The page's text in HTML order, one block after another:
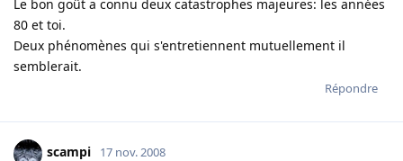
Le bon goût a connu deux catastrophes majeures: les années
80 et toi.
Deux phénomènes qui s'entretiennent mutuellement il
semblerait.
Répondre
scampi 17 nov. 2008